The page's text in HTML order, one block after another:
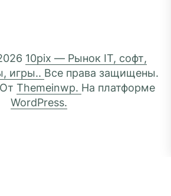
10pix — Рынок IT, софт,
игры.. Все права защищены.
Themeinwp. На платформе
WordPress.